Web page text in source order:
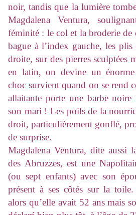
noir, tandis que la lumière
Magdalena Ventura,
féminité : le col et la broderie de
bague à l’index gauche, les
droite, sur des pierres sculptées
en latin, on devine un
choc survient quand on se rend
allaitante porte une barbe
son mari ! Les poils de la
droit, particulièrement gonflé,
de surprise.
Magdalena Ventura, dite aussi
des Abruzzes, est une
(ou sept enfants) avec son
présent à ses côtés sur la
alors qu’elle avait 52 ans mais